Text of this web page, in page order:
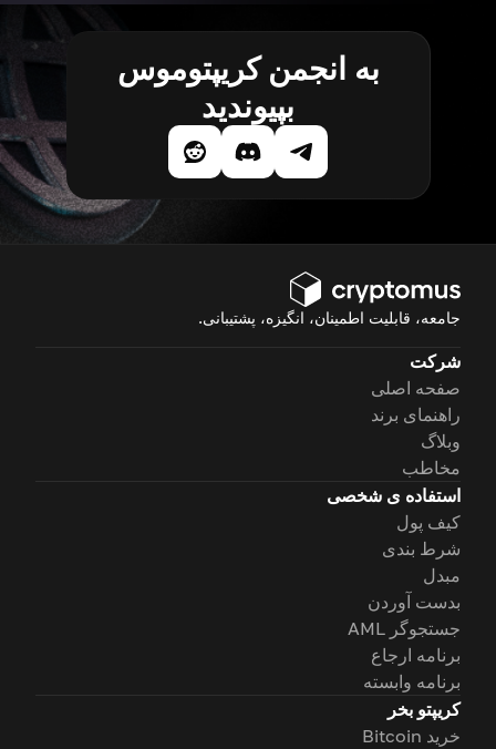
به انجمن کریپتوموس
بپیوندید
جامعه، قابلیت اطمینان، انگیزه، پشتیبانی.
شرکت
صفحه اصلی
راهنمای برند
وبلاگ
مخاطب
استفاده ی شخصی
کیف پول
شرط بندی
مبدل
بدست آوردن
جستجوگر AML
برنامه ارجاع
برنامه وابسته
کریپتو بخر
خرید Bitcoin